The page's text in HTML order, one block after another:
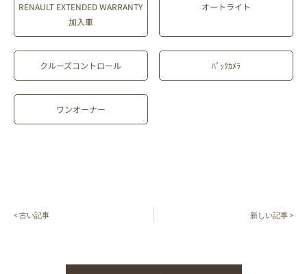
RENAULT EXTENDED WARRANTY
加入車
オートライト
クルーズコントロール ﾊﾞｯｸｶﾒﾗ
ワンオーナー
< 古い記事 新しい記事 >